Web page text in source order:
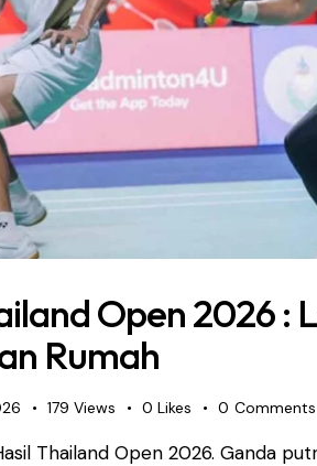
Open 2026 :
Rumah
179 Views 0 Likes 0 Comments
Thailand Open 2026. Ganda